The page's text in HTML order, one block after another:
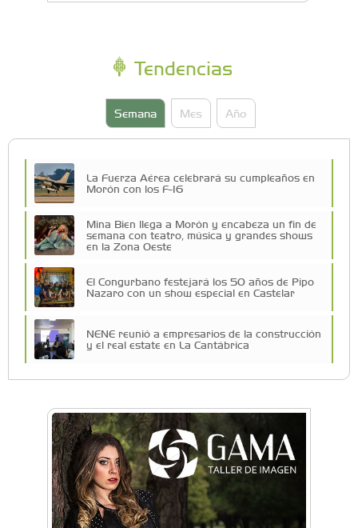
Tendencias
Semana Mes Año
La Fuerza Aérea celebrará su cumpleaños en
Morón con los F-16
Mina Bien llega a Morón y encabeza un fin de
semana con teatro, música y grandes shows
en la Zona Oeste
El Congurbano festejará los 50 años de Pipo
Nazaro con un show especial en Castelar
NENE reunió a empresarios de la construcción
y el real estate en La Cantábrica
Una compañía teatral de Castelar competirá
por el Premio FEBA Cultura
La primera vez que Eva Perón voló en avión lo
hizo desde Morón